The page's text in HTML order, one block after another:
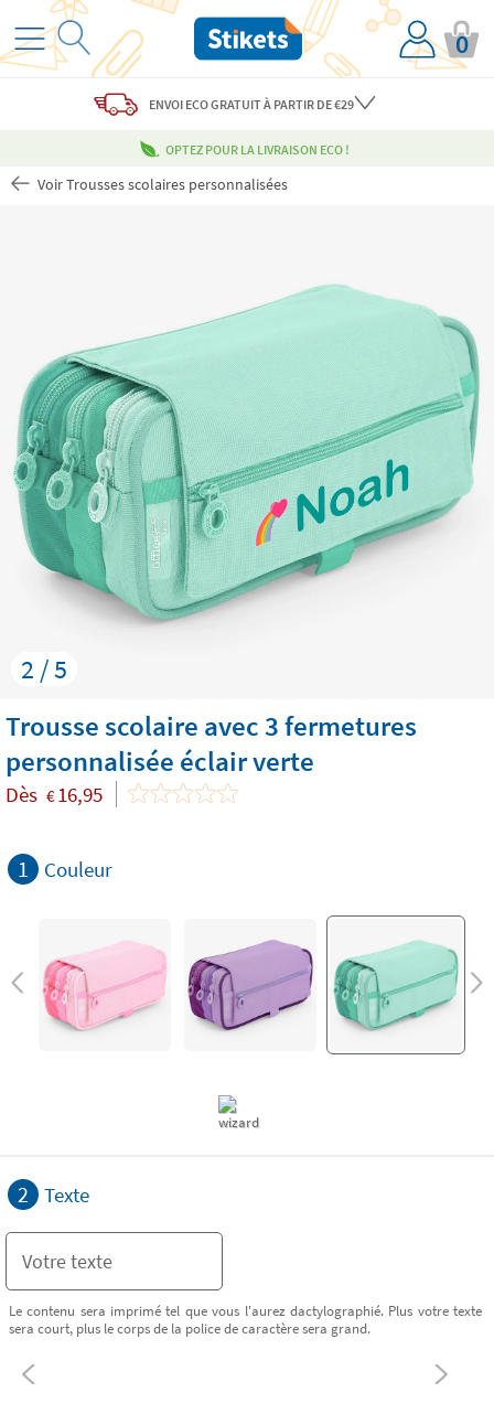
0
ENVOI ECOGRATUITÀ PARTIR DE €29
OPTEZ POUR LA LIVRAISON ECO !
Voir Trousses scolaires personnalisées
2 / 5
Trousse scolaire avec 3 fermetures
personnalisée éclair verte
Dès €16,95
1 Couleur
2 Texte
Le contenu sera imprimé tel que vous l'aurez dactylographié. Plus votre texte
sera court, plus le corps de la police de caractère sera grand.